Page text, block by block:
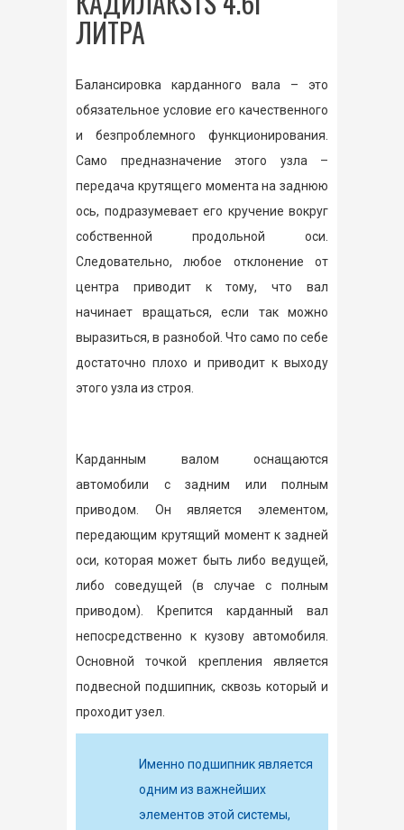
ЛИТРА
Балансировка карданного вала – это
обязательное условие его качественного
и безпроблемного функционирования.
Само предназначение этого узла –
передача крутящего момента на заднюю
ось, подразумевает его кручение вокруг
собственной продольной оси.
Следовательно, любое отклонение от
центра приводит к тому, что вал
начинает вращаться, если так можно
выразиться, в разнобой. Что само по себе
достаточно плохо и приводит к выходу
этого узла из строя.
Карданным валом оснащаются
автомобили с задним или полным
приводом. Он является элементом,
передающим крутящий момент к задней
оси, которая может быть либо ведущей,
либо соведущей (в случае с полным
приводом). Крепится карданный вал
непосредственно к кузову автомобиля.
Основной точкой крепления является
подвесной подшипник, сквозь который и
проходит узел.
Именно подшипник является
одним из важнейших
элементов этой системы,